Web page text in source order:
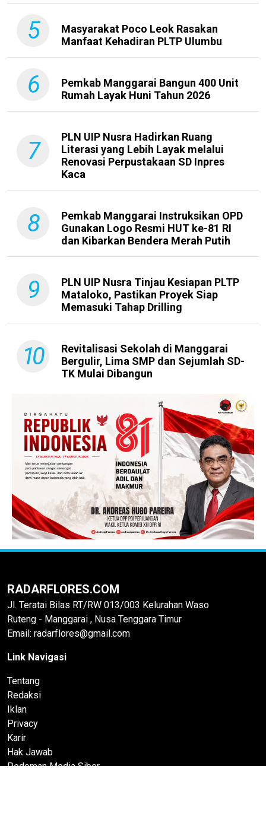
5
Masyarakat Poco Leok Rasakan
Manfaat Kehadiran PLTP Ulumbu
6
Pemkab Manggarai Bangun 400 Unit
Rumah Layak Huni Tahun 2026
7
PLN UIP Nusra Hadirkan Ruang
Literasi yang Lebih Layak melalui
Renovasi Perpustakaan SD Inpres
Kaca
8
Pemkab Manggarai Instruksikan OPD
Gunakan Logo Resmi HUT ke-81 RI
dan Kibarkan Bendera Merah Putih
9
PLN UIP Nusra Tinjau Kesiapan PLTP
Mataloko, Pastikan Proyek Siap
Memasuki Tahap Drilling
10
Revitalisasi Sekolah di Manggarai
Bergulir, Lima SMP dan Sejumlah SD-
TK Mulai Dibangun
RADARFLORES.COM
Jl. Teratai Bilas RT/RW 013/003 Kelurahan Waso
Ruteng - Manggarai , Nusa Tenggara Timur
Email: radarflores@gmail.com
Link Navigasi
Tentang
Redaksi
Iklan
Privacy
Karir
Hak Jawab
Pedoman Media Siber